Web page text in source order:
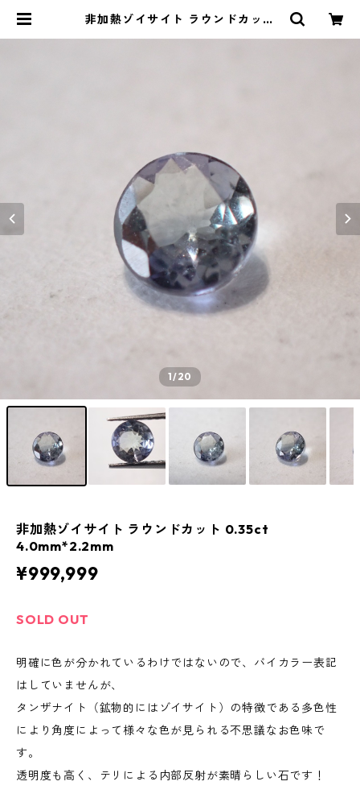
非加熱ゾイサイト ラウンドカット
1/20
非加熱ゾイサイト ラウンドカット 0.35ct
4.0mm*2.2mm
¥999,999
SOLD OUT
明確に色が分かれているわけではないので、バイカラー表記
はしていませんが、
タンザナイト（鉱物的にはゾイサイト）の特徴である多色性
により角度によって様々な色が見られる不思議なお色味で
す。
透明度も高く、テリによる内部反射が素晴らしい石です！